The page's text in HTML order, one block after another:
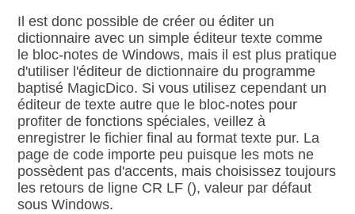
Il est donc possible de créer ou éditer un
dictionnaire avec un simple éditeur texte comme
le bloc‑notes de Windows, mais il est plus pratique
d'utiliser l'éditeur de dictionnaire du programme
baptisé MagicDico. Si vous utilisez cependant un
éditeur de texte autre que le bloc‑notes pour
profiter de fonctions spéciales, veillez à
enregistrer le fichier final au format texte pur. La
page de code importe peu puisque les mots ne
possèdent pas d'accents, mais choisissez toujours
les retours de ligne CR LF (), valeur par défaut
sous Windows.